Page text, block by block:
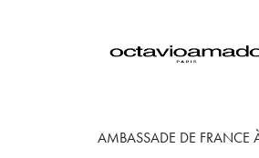
AMBASSADE DE FRANCE